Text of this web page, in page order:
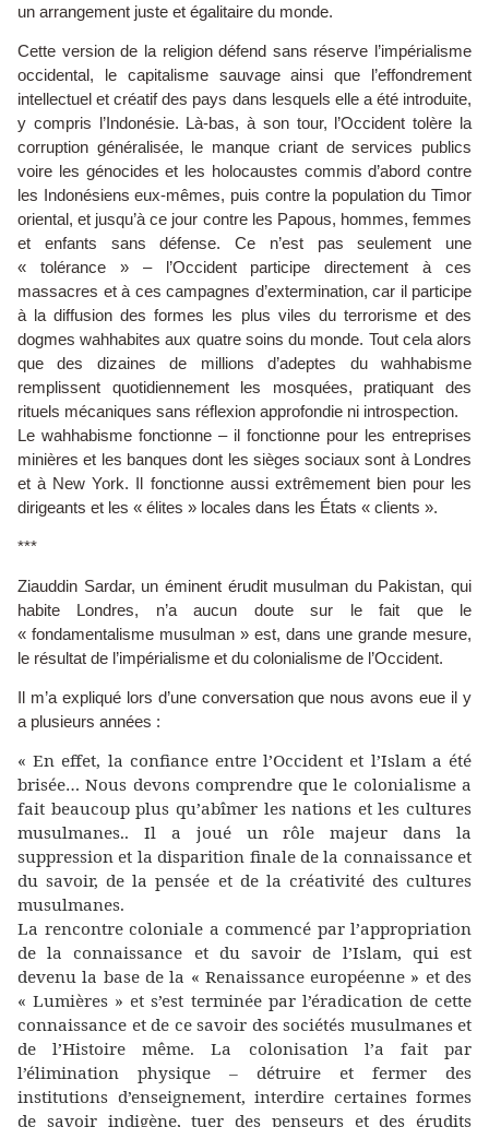
un arrangement juste et égalitaire du monde.
Cette version de la religion défend sans réserve l’impérialisme
occidental, le capitalisme sauvage ainsi que l’effondrement
intellectuel et créatif des pays dans lesquels elle a été introduite,
y compris l’Indonésie. Là-bas, à son tour, l’Occident tolère la
corruption généralisée, le manque criant de services publics
voire les génocides et les holocaustes commis d’abord contre
les Indonésiens eux-mêmes, puis contre la population du Timor
oriental, et jusqu’à ce jour contre les Papous, hommes, femmes
et enfants sans défense. Ce n’est pas seulement une
« tolérance » – l’Occident participe directement à ces
massacres et à ces campagnes d’extermination, car il participe
à la diffusion des formes les plus viles du terrorisme et des
dogmes wahhabites aux quatre soins du monde. Tout cela alors
que des dizaines de millions d’adeptes du wahhabisme
remplissent quotidiennement les mosquées, pratiquant des
rituels mécaniques sans réflexion approfondie ni introspection.
Le wahhabisme fonctionne – il fonctionne pour les entreprises
minières et les banques dont les sièges sociaux sont à Londres
et à New York. Il fonctionne aussi extrêmement bien pour les
dirigeants et les « élites » locales dans les États « clients ».
***
Ziauddin Sardar, un éminent érudit musulman du Pakistan, qui
habite Londres, n’a aucun doute sur le fait que le
« fondamentalisme musulman » est, dans une grande mesure,
le résultat de l’impérialisme et du colonialisme de l’Occident.
Il m’a expliqué lors d’une conversation que nous avons eue il y
a plusieurs années :
« En effet, la confiance entre l’Occident et l’Islam a été
brisée… Nous devons comprendre que le colonialisme a
fait beaucoup plus qu’abîmer les nations et les cultures
musulmanes.. Il a joué un rôle majeur dans la
suppression et la disparition finale de la connaissance et
du savoir, de la pensée et de la créativité des cultures
musulmanes.
La rencontre coloniale a commencé par l’appropriation
de la connaissance et du savoir de l’Islam, qui est
devenu la base de la « Renaissance européenne » et des
« Lumières » et s’est terminée par l’éradication de cette
connaissance et de ce savoir des sociétés musulmanes et
de l’Histoire même. La colonisation l’a fait par
l’élimination physique – détruire et fermer des
institutions d’enseignement, interdire certaines formes
de savoir indigène, tuer des penseurs et des érudits